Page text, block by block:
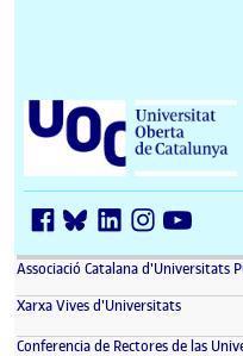
Universitat Oberta de
Associació Catalana d'Universitats
Xarxa Vives d'Universitats(se abre
Conferencia de Rectores de las